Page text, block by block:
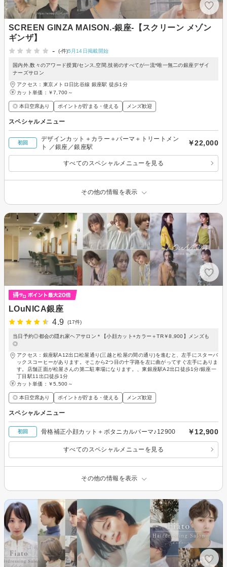
SCREEN GINZA MAISON.-銀座-【スクリーン メゾン
ギンザ】
-
(-件)5月14日掲載開始
国内外,数々のアワード授賞/センス,空間,技術のすべてが一流*唯一無二の銀座デザイ
ナーズサロン
アクセス：東京メトロ日比谷線 銀座駅 徒歩1分
カット単価： ￥7,700～
◎ 本日空席あり ポイントが貯まる・使える メンズ歓迎
スペシャルメニュー
初回
デザインカット＋カラー＋パーマ＋トリートメン
ト ／銀座／銀座駅
￥22,000
すべてのスペシャルメニューを見る
その他の情報を表示
LOuNICA銀座
4.9
(17件)
当日予約◎都会の隠れ家ヘアサロン＊【小顔カット+カラー＋TR￥8,900】メンズも
◎
アクセス：銀座駅A12出口松屋通り(三越と松屋の間の通り)を進むと、左手にスターバ
ックスコーヒーがあります。そこから2つ目の十字路を左に曲がってすぐ左手にありま
す。店舗正面が松屋さんの第二駐車場になります。、東銀座駅A2出口徒歩1分/銀座一
丁目駅11出口徒歩1分
カット単価： ￥5,500～
◎ 本日空席あり ポイントが貯まる・使える メンズ歓迎
スペシャルメニュー
初回 骨格補正小顔カット＋ボタニカルパーマ♪12900 ￥12,900
すべてのスペシャルメニューを見る
その他の情報を表示